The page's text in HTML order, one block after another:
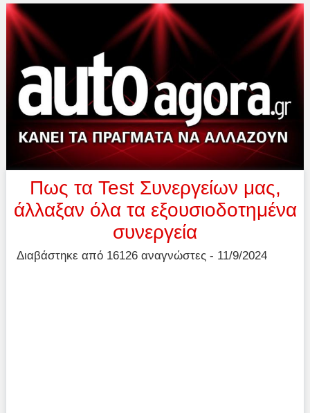
Πως τα Test Συνεργείων μας,
άλλαξαν όλα τα εξουσιοδοτημένα
συνεργεία
Διαβάστηκε από 16126 αναγνώστες - 11/9/2024